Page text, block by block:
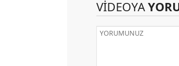
VİDEOYA